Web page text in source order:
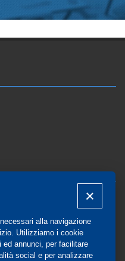
alla navigazione
Utilizziamo i cookie
ed annunci, per facilitare
social e per analizzare